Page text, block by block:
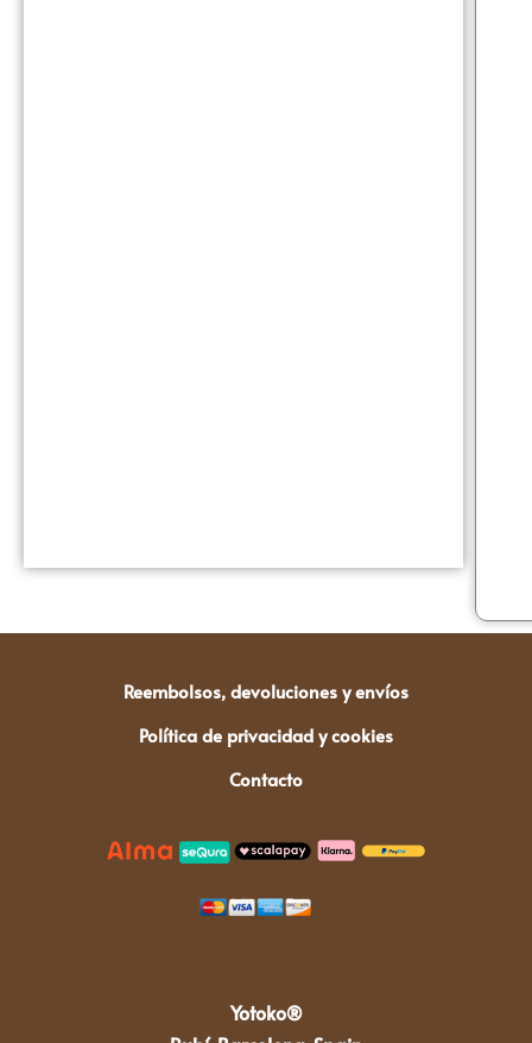
Reembolsos, devoluciones y envíos
Política de privacidad y cookies
Contacto
Yotoko®